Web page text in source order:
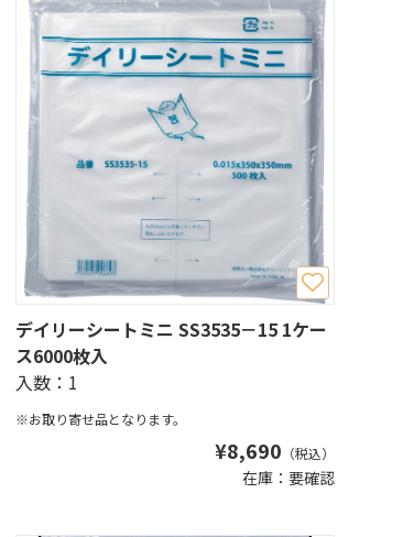
デイリーシートミニ SS3535－15 1ケー
ス6000枚入
入数：1
※お取り寄せ品となります。
¥8,690 （税込）
在庫：要確認